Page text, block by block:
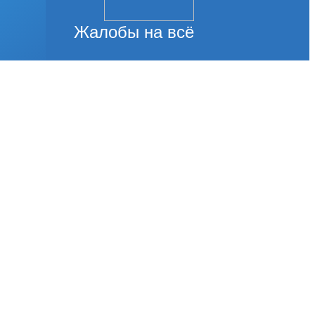
Жалобы на всё